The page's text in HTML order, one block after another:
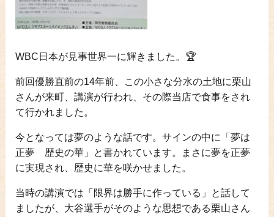
WBC日本が見事世界一に輝きました。🏆
前回優勝直前の14年前、この小さな分水の土地に栗山
さんが来町、講演が行われ、その際当店で食事をされ
て行かれました。
今となっては夢のような話です。サインの中に「夢は
正夢 歴史の華」と書かれています。まさに夢を正夢
に実現され、歴史に華を咲かせました。
当時の講演では「限界は勝手に作っている」と話して
ましたが、大谷選手がそのような思想である栗山さん